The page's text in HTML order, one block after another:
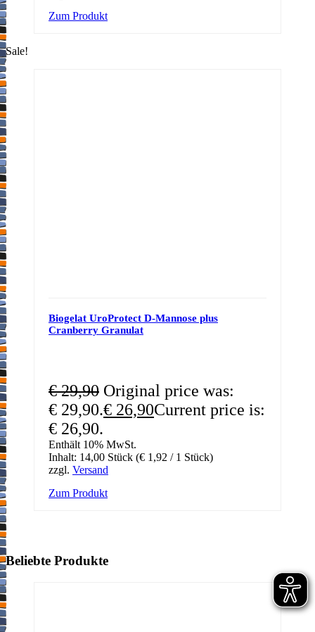
Zum Produkt
Sale!
Biogelat UroProtect D-Mannose plus
Cranberry Granulat
€29,90 Original price was:
€ 29,90.€ 26,90Current price is:
€ 26,90.
Enthält 10% MwSt.
Inhalt: 14,00 Stück (€ 1,92 / 1 Stück)
zzgl. Versand
Zum Produkt
Beliebte Produkte